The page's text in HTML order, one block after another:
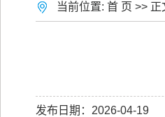
当前位置: 首 页 >> 正
发布日期：2026-04-19